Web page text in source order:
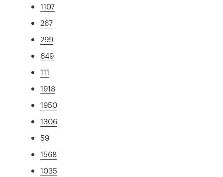
1107
267
299
649
111
1918
1950
1306
59
1568
1035